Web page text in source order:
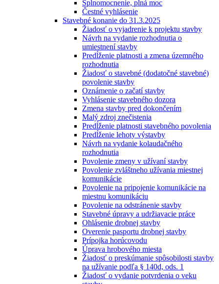
Splnomocnenie, plná moc
Čestné vyhlásenie
Stavebné konanie do 31.3.2025
Žiadosť o vyjadrenie k projektu stavby
Návrh na vydanie rozhodnutia o
umiestnení stavby
Predĺženie platnosti a zmena územného
rozhodnutia
Žiadosť o stavebné (dodatočné stavebné)
povolenie stavby
Oznámenie o začatí stavby
Vyhlásenie stavebného dozora
Zmena stavby pred dokončením
Malý zdroj znečistenia
Predĺženie platnosti stavebného povolenia
Predĺženie lehoty výstavby
Návrh na vydanie kolaudačného
rozhodnutia
Povolenie zmeny v užívaní stavby
Povolenie zvláštneho užívania miestnej
komunikácie
Povolenie na pripojenie komunikácie na
miestnu komunikáciu
Povolenie na odstránenie stavby
Stavebné úpravy a udržiavacie práce
Ohlásenie drobnej stavby
Overenie pasportu drobnej stavby
Prípojka horúcovodu
Úprava hrobového miesta
Žiadosť o preskúmanie spôsobilosti stavby
na užívanie podľa § 140d, ods. 1
Žiadosť o vydanie potvrdenia o veku